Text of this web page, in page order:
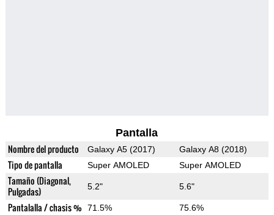
Pantalla
Nombre del producto Galaxy A5 (2017) Galaxy A8 (2018)
Tipo de pantalla Super AMOLED Super AMOLED
Tamaño (Diagonal,
Pulgadas)
5.2" 5.6"
Pantalalla / chasis % 71.5% 75.6%